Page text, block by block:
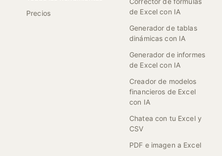
Precios
de Excel con IA
Generador de tablas
dinámicas con IA
Generador de informes
de Excel con IA
Creador de modelos
financieros de Excel
con IA
Chatea con tu Excel y
CSV
PDF e imagen a Excel